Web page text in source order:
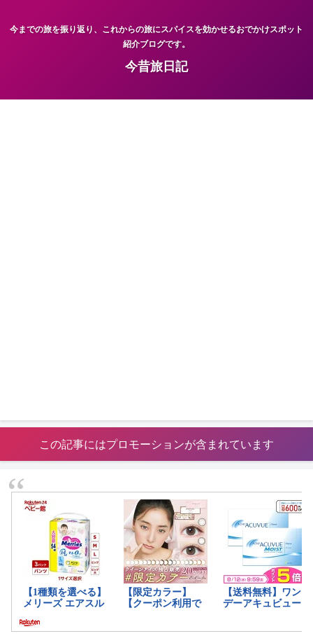
今までの旅を振り返り、これからの旅にスパイスを効かせるおでかけスポット
紹介ブログです。
今昔旅日記
この記事にはプロモーションが含まれています